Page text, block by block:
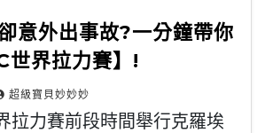
意外出事故?一分鐘帶你
世界拉力賽】!
超級寶貝妙妙妙
拉力賽前段時間舉行克羅埃